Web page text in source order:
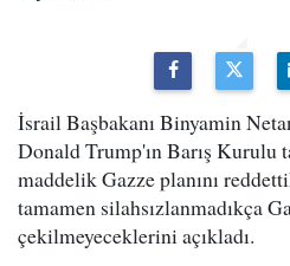
İsrail Başbakanı Binyamin
Donald Trump'ın Barış Kurulu
maddelik Gazze planını
tamamen silahsızlanmadıkça
çekilmeyeceklerini açıkladı.